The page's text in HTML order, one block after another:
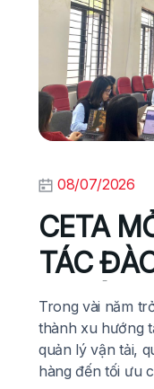
08/07/2026
CETA
TÁC
CHUNG
NGUỒN
Trong vài năm
thành xu hướng
quản lý vận tải,
hàng đến tối ưu